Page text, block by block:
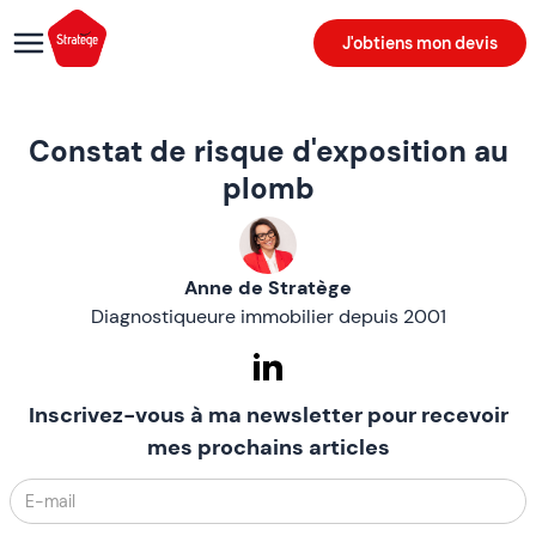
J'obtiens mon devis
Constat de risque d'exposition au
plomb
Anne de Stratège
Diagnostiqueure immobilier depuis 2001
Inscrivez-vous à ma newsletter pour recevoir
mes prochains articles